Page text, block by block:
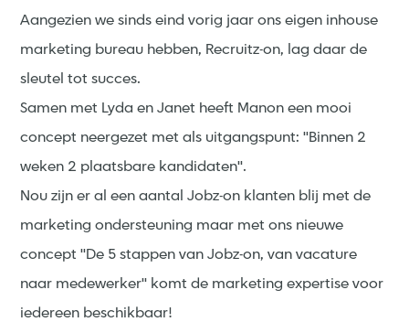
Aangezien we sinds eind vorig jaar ons eigen inhouse
marketing bureau hebben, Recruitz-on, lag daar de
sleutel tot succes.
Samen met Lyda en Janet heeft Manon een mooi
concept neergezet met als uitgangspunt: ''Binnen 2
weken 2 plaatsbare kandidaten''.
Nou zijn er al een aantal Jobz-on klanten blij met de
marketing ondersteuning maar met ons nieuwe
concept ''De 5 stappen van Jobz-on, van vacature
naar medewerker'' komt de marketing expertise voor
iedereen beschikbaar!